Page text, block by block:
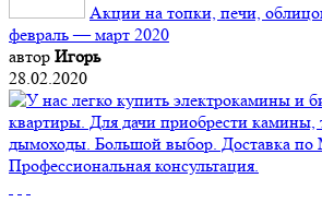
Акции на топки, печи,
февраль — март 2020
автор Игорь
28.02.2020